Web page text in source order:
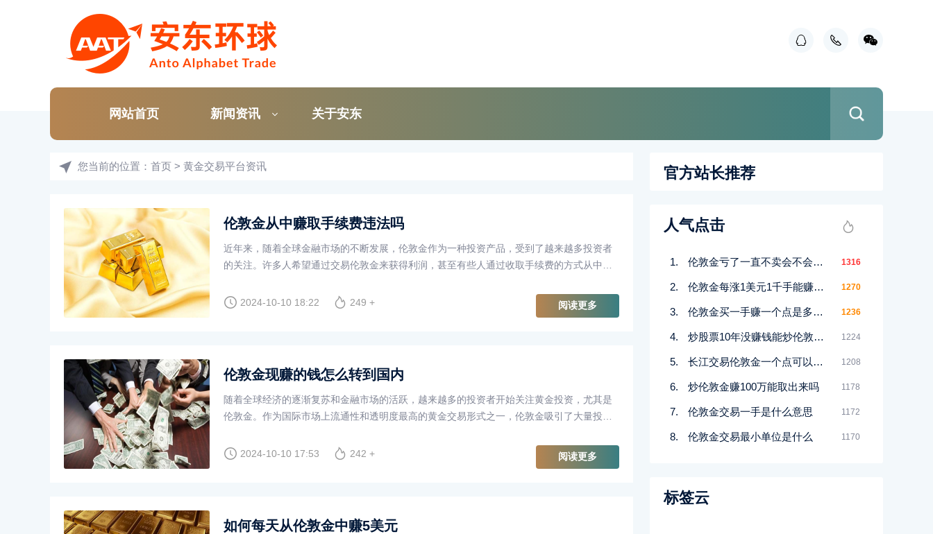
网站首页 新闻资讯 关于安东
您当前的位置： 首页 > 黄金交易平台资讯
伦敦金从中赚取手续费违法吗
近年来，随着全球金融市场的不断发展，伦敦金作为一种投资产品，受到了越来越多投资者
的关注。许多人希望通过交易伦敦金来获得利润，甚至有些人通过收取手续费的方式从中获
2024-10-10 18:22
249 + 阅读更多
伦敦金现赚的钱怎么转到国内
随着全球经济的逐渐复苏和金融市场的活跃，越来越多的投资者开始关注黄金投资，尤其是
伦敦金。作为国际市场上流通性和透明度最高的黄金交易形式之一，伦敦金吸引了大量投资
点。2024-10-10 17:53 242 + 阅读更多
如何每天从伦敦金中赚5美元
官方站长推荐
人气点击
伦敦金亏了一直不卖会不会赚回来 1316
伦敦金每涨1美元1千手能赚多少 1270
伦敦金买一手赚一个点是多少钱 1236
炒股票10年没赚钱能炒伦敦金吗 1224
长江交易伦敦金一个点可以赚多少 1208
炒伦敦金赚100万能取出来吗 1178
伦敦金交易一手是什么意思 1172
伦敦金交易最小单位是什么 1170
标签云